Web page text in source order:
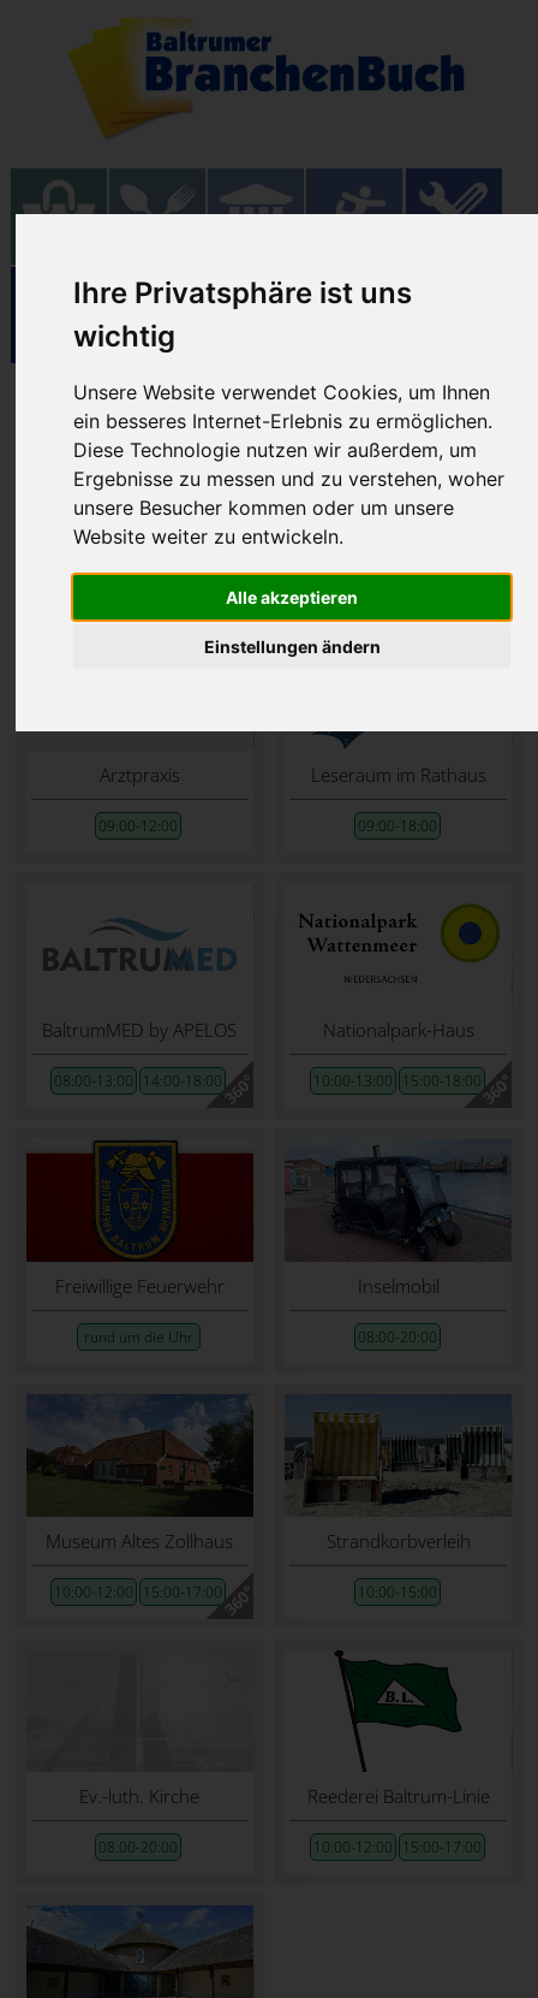
Ihre Privatsphäre ist uns
wichtig
Unsere Website verwendet Cookies, um Ihnen
ein besseres Internet-Erlebnis zu ermöglichen.
Diese Technologie nutzen wir außerdem, um
Ergebnisse zu messen und zu verstehen, woher
unsere Besucher kommen oder um unsere
Website weiter zu entwickeln.
Alle akzeptieren
Einstellungen ändern
Einrichtungen
16.06.2026
Es werden Öffnungszeiten für den
angezeigt.
Arztpraxis
09:00-12:00
Leseraum im Rathaus
09:00-18:00
BaltrumMED by APELOS
08:00-13:00 14:00-18:00
Nationalpark-Haus
10:00-13:00 15:00-18:00
Freiwillige Feuerwehr
rund um die Uhr
Inselmobil
08:00-20:00
Museum Altes Zollhaus
10:00-12:00 15:00-17:00
Strandkorbverleih
10:00-15:00
Ev.-luth. Kirche
08:00-20:00
Reederei Baltrum-Linie
10:00-12:00 15:00-17:00